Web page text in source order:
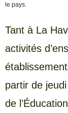
le pays.
Tant à La
activités
partir de
de